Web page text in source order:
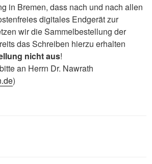
in Bremen, dass nach und nach allen
digitales Endgerät zur
wir die Sammelbestellung der
das Schreiben hierzu erhalten
nicht aus!
an Herrn Dr. Nawrath
)